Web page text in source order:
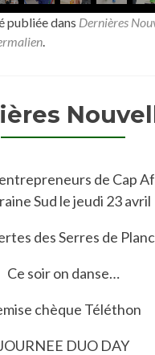
publiée dans Dernières
.
de Cap
Sud le jeudi 23 avril
des Serres de
Ce soir on danse…
chèque Téléthon
DUO DAY